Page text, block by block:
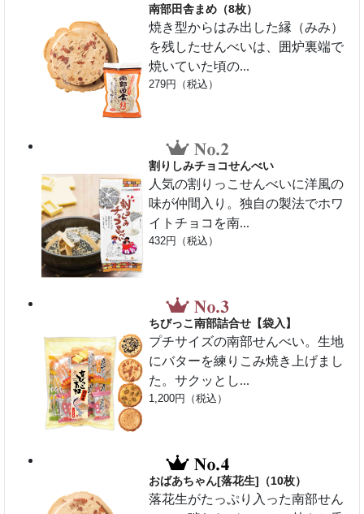
南部田舎まめ（8枚）
焼き型からはみ出した縁（みみ）
を残したせんべいは、囲炉裏端で
焼いていた頃の...
279円（税込）
割りしみチョコせんべい
人気の割りっこせんべいに洋風の
味が仲間入り。独自の製法でホワ
イトチョコを南...
432円（税込）
ちびっこ南部詰合せ【袋入】
プチサイズの南部せんべい。生地
にバターを練りこみ焼き上げまし
た。サクッとし...
1,200円（税込）
おばあちゃん[落花生]（10枚）
落花生がたっぷり入った南部せん